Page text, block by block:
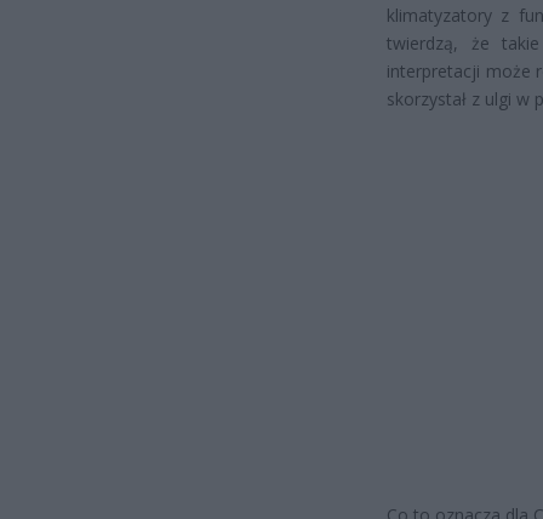
klimatyzatory z
twierdzą, że
interpretacji może
skorzystał z ulgi w